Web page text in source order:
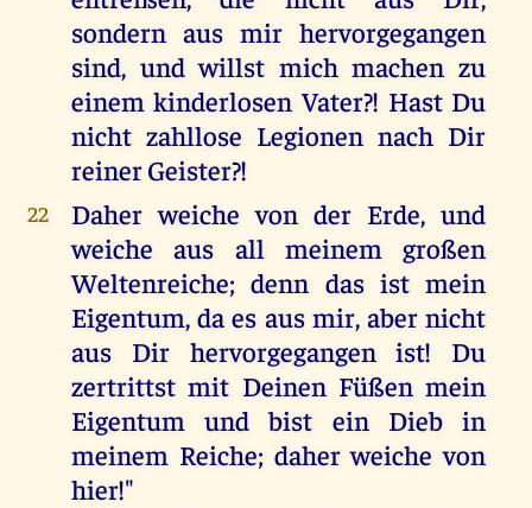
sondern aus mir hervorgegangen
sind, und willst mich machen zu
einem kinderlosen Vater?! Hast Du
nicht zahllose Legionen nach Dir
reiner Geister?!
22
Daher weiche von der Erde, und
weiche aus all meinem großen
Weltenreiche; denn das ist mein
Eigentum, da es aus mir, aber nicht
aus Dir hervorgegangen ist! Du
zertrittst mit Deinen Füßen mein
Eigentum und bist ein Dieb in
meinem Reiche; daher weiche von
hier!"